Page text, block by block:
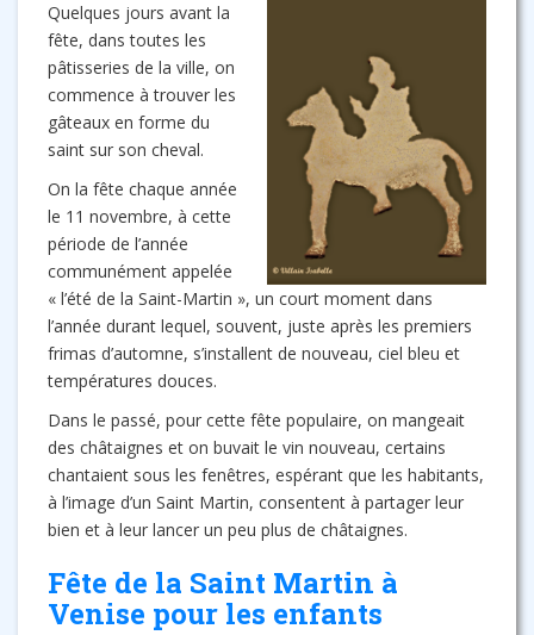
Quelques jours avant la
fête, dans toutes les
pâtisseries de la ville, on
commence à trouver les
gâteaux en forme du
saint sur son cheval.
On la fête chaque année
le 11 novembre, à cette
période de l’année
communément appelée
« l’été de la Saint-Martin », un court moment dans
l’année durant lequel, souvent, juste après les premiers
frimas d’automne, s’installent de nouveau, ciel bleu et
températures douces.
Dans le passé, pour cette fête populaire, on mangeait
des châtaignes et on buvait le vin nouveau, certains
chantaient sous les fenêtres, espérant que les habitants,
à l’image d’un Saint Martin, consentent à partager leur
bien et à leur lancer un peu plus de châtaignes.
Fête de la Saint Martin à
Venise pour les enfants